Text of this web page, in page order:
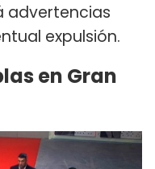
advertencias
expulsión.
en Gran